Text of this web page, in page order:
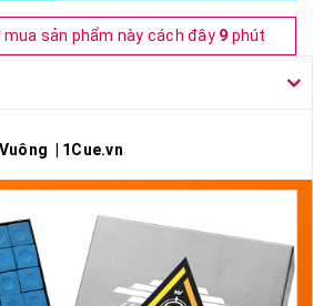
sản phẩm này cách đây 9 phút
| 1Cue.vn